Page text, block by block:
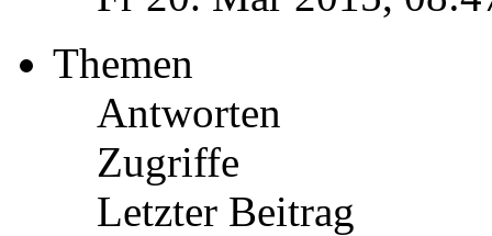
Themen
Antworten
Zugriffe
Letzter Beitrag